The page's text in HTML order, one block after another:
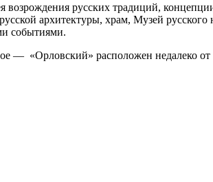
возрождения русских традиций,
архитектуры, храм, Музей русского
событиями.
— «Орловский» расположен недалеко